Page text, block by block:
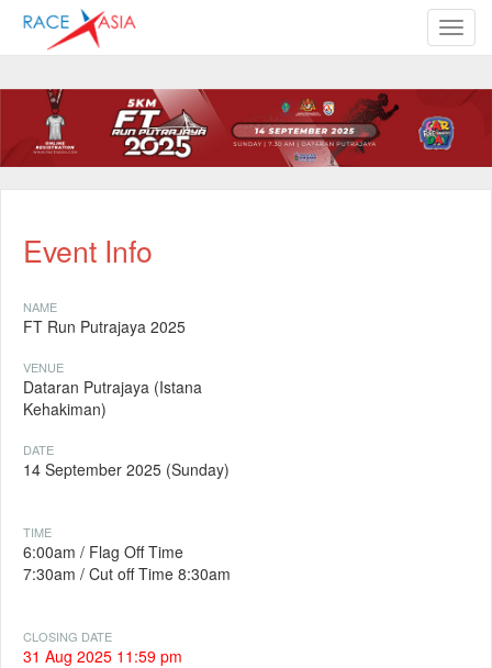
Event Info
NAME
FT Run Putrajaya 2025
VENUE
Dataran Putrajaya (Istana
Kehakiman)
DATE
14 September 2025 (Sunday)
TIME
6:00am / Flag Off Time
7:30am / Cut off Time 8:30am
CLOSING DATE
31 Aug 2025 11:59 pm